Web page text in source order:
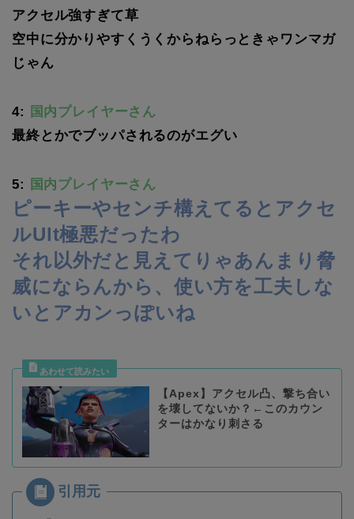
アクセル強すぎて草
空中に分かりやすくうくからねらっときゃワンマガ
じゃん
4:
国内プレイヤーさん
最終とかでブッパされるのがエグい
5: 国内プレイヤーさん
ピーキーやセンチ構えてるとアクセ
ルUlt極悪だったわ
それ以外だと見えてりゃあんまり脅
威にならんから、使い方を工夫しな
いとアカンっぽいね
【Apex】アクセル凸、撃ち合い
を壊してないか？←このカウン
ターはかなり刺さる